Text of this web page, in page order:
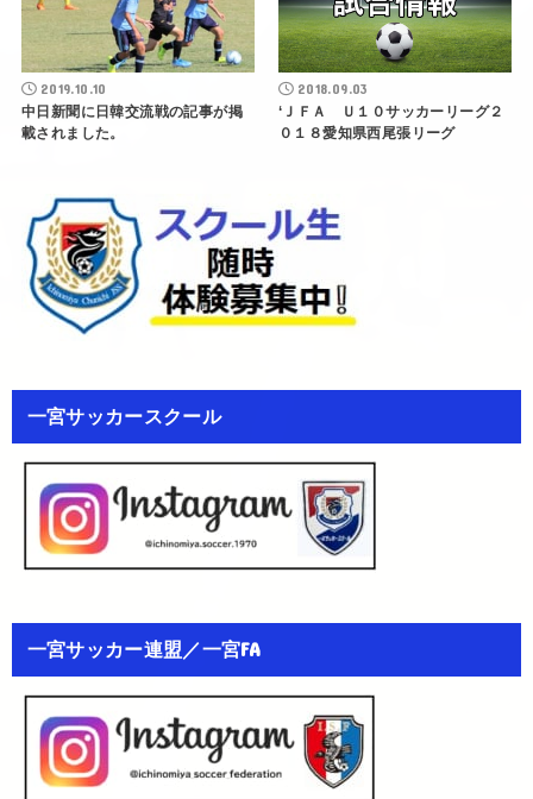
2019.10.10
中日新聞に日韓交流戦の記事が掲
載されました。
2018.09.03
‘ＪＦＡ Ｕ１０サッカーリーグ２
０１８愛知県西尾張リーグ
一宮サッカースクール
一宮サッカー連盟／一宮FA